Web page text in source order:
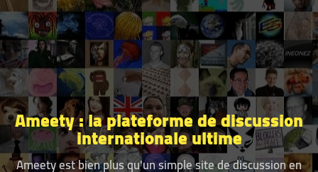
Ameety : la plateforme de discussion
internationale ultime
Ameety est bien plus qu'un simple site de discussion en